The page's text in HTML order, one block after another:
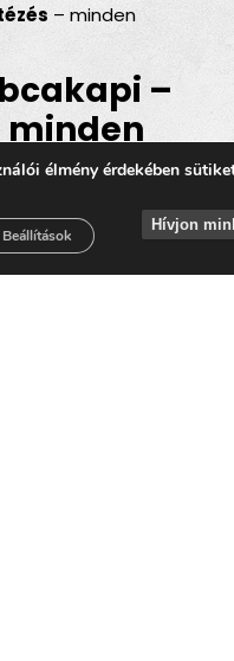
– minden
–
minden
garázs- vagy
ingatlan
Rábcakapiminden
élmény érdekében
Beállítások
Hívjon